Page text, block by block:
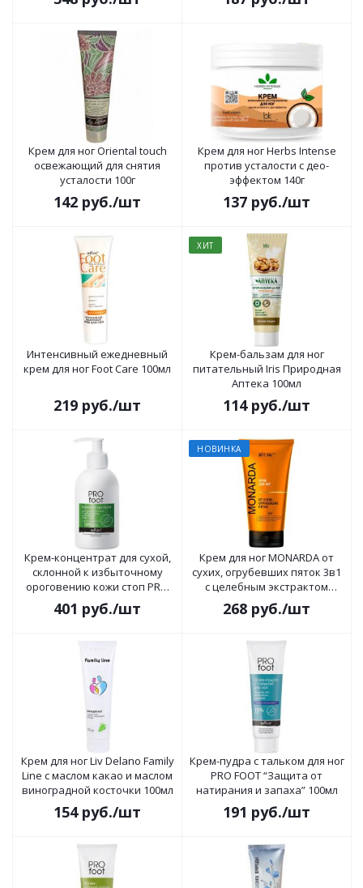
Крем для ног Oriental touch
освежающий для снятия
усталости 100г
142 руб./шт
Крем для ног Herbs Intense
против усталости с део-
эффектом 140г
137 руб./шт
Интенсивный ежедневный
крем для ног Foot Care 100мл
219 руб./шт
ХИТ
Крем-бальзам для ног
питательный Iris Природная
Аптека 100мл
114руб./шт
Крем-концентрат для сухой,
склонной к избыточному
ороговению кожи стоп PRO
FOOT 300мл
401 руб./шт
НОВИНКА
Крем для ног MONARDA от
сухих, огрубевших пяток 3в1
с целебным экстрактом
монарды и натуральными
маслами 150м
268 руб./шт
Крем для ног Liv Delano Family
Line с маслом какао и маслом
виноградной косточки 100мл
154руб./шт
Крем-пудра с тальком для ног
PRO FOOT “Защита от
натирания и запаха” 100мл
191 руб./шт